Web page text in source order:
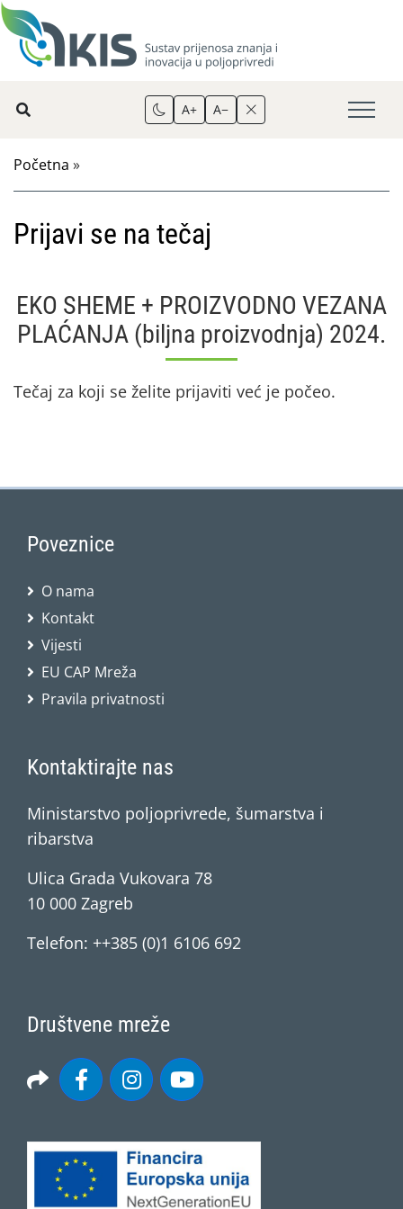
A+ A−
Početna »
Prijavi se na tečaj
EKO SHEME + PROIZVODNO VEZANA
PLAĆANJA (biljna proizvodnja) 2024.
Tečaj za koji se želite prijaviti već je počeo.
Poveznice
O nama
Kontakt
Vijesti
EU CAP Mreža
Pravila privatnosti
Kontaktirajte nas
Ministarstvo poljoprivrede, šumarstva i
ribarstva
Ulica Grada Vukovara 78
10 000 Zagreb
Telefon: ++385 (0)1 6106 692
Društvene mreže